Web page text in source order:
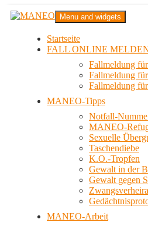
Zum
InhaltMANEO
Das schwule Anti-Gewalt-Projekt in
Menu and widgets
Startseite
FALL ONLINE
Fallmeldung
Fallmeldung
Fallmeldung
MANEO-Tipps
Notfall-
MANEO-
Sexuelle
Taschendiebe
K.O.-Tropfen
Gewalt in der
Gewalt gegen
MANEO-Arbeit